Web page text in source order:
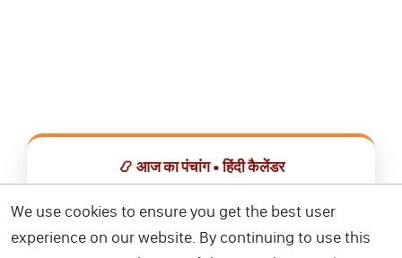
📿 आज का पंचांग • हिंदी कैलेंडर
📅 हिंदी कैलेंडर ऐप डाउनलोड करें
We use cookies to ensure you get the best user
experience on our website. By continuing to use this